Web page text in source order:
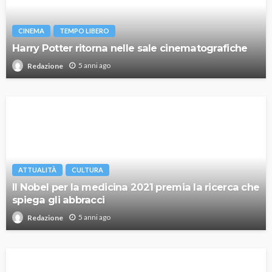
CINEMA TEMPO LIBERO
Harry Potter ritorna nelle sale cinematografiche
Redazione 5 anni ago
ATTUALITÀ CULTURA
Il Nobel per la medicina 2021 premia la ricerca che
spiega gli abbracci
Redazione 5 anni ago